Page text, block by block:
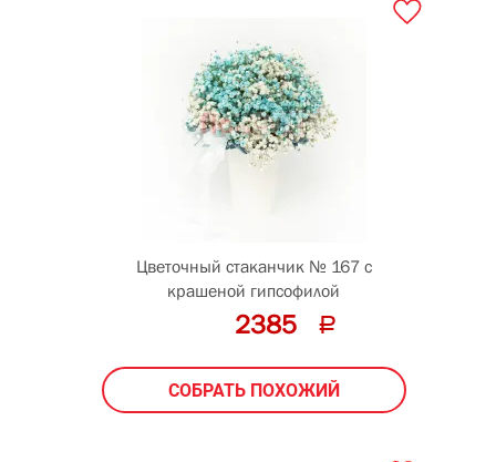
Цветочный стаканчик № 167 с
крашеной гипсофилой
2385
СОБРАТЬ ПОХОЖИЙ